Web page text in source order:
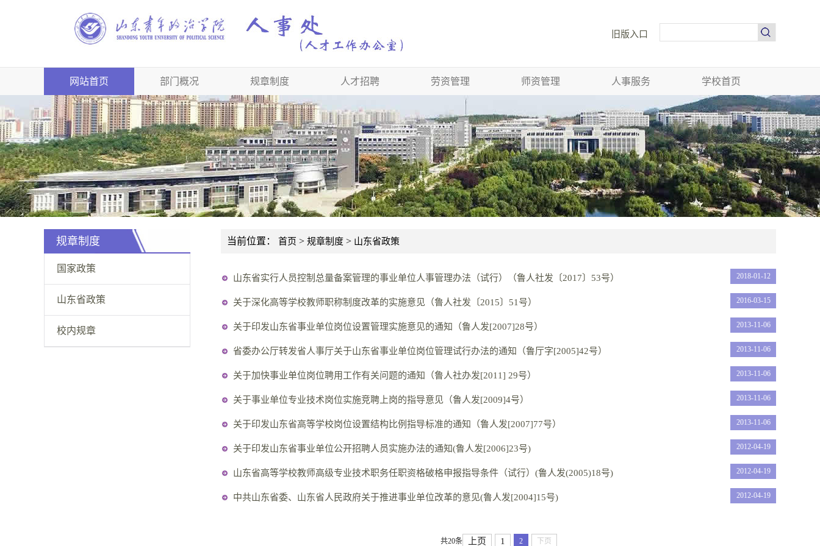
旧版入口
网站首页 部门概况 规章制度 人才招聘 劳资管理 师资管理 人事服务 学校首页
规章制度
国家政策
山东省政策
校内规章
当前位置： 首页 > 规章制度 > 山东省政策
山东省实行人员控制总量备案管理的事业单位人事管理办法（试行）（鲁人社发〔2017〕53号） 2018-01-12
关于深化高等学校教师职称制度改革的实施意见（鲁人社发〔2015〕51号） 2016-03-15
关于印发山东省事业单位岗位设置管理实施意见的通知（鲁人发[2007]28号） 2013-11-06
省委办公厅转发省人事厅关于山东省事业单位岗位管理试行办法的通知（鲁厅字[2005]42号） 2013-11-06
关于加快事业单位岗位聘用工作有关问题的通知（鲁人社办发[2011] 29号） 2013-11-06
关于事业单位专业技术岗位实施竞聘上岗的指导意见（鲁人发[2009]4号） 2013-11-06
关于印发山东省高等学校岗位设置结构比例指导标准的通知（鲁人发[2007]77号） 2013-11-06
关于印发山东省事业单位公开招聘人员实施办法的通知(鲁人发[2006]23号) 2012-04-19
山东省高等学校教师高级专业技术职务任职资格破格申报指导条件（试行）(鲁人发(2005)18号) 2012-04-19
中共山东省委、山东省人民政府关于推进事业单位改革的意见(鲁人发[2004]15号) 2012-04-19
共20条 上页 1 2 下页